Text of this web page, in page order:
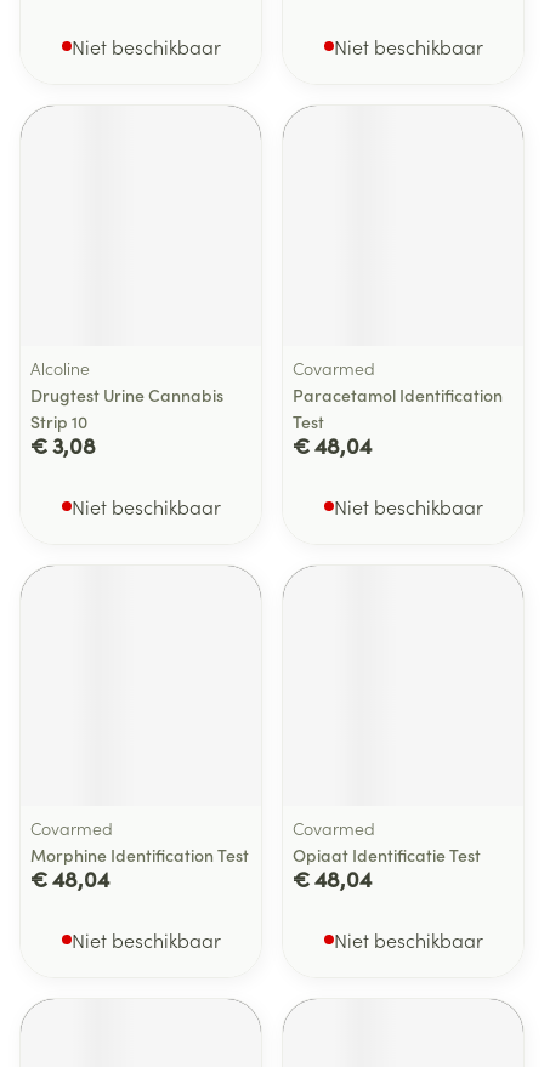
Niet beschikbaar Niet beschikbaar
Alcoline
Drugtest Urine Cannabis
Strip 10
€ 3,08
Niet beschikbaar
Covarmed
Paracetamol Identification
Test
€ 48,04
Niet beschikbaar
Covarmed
Morphine Identification Test
€ 48,04
Niet beschikbaar
Covarmed
Opiaat Identificatie Test
€ 48,04
Niet beschikbaar